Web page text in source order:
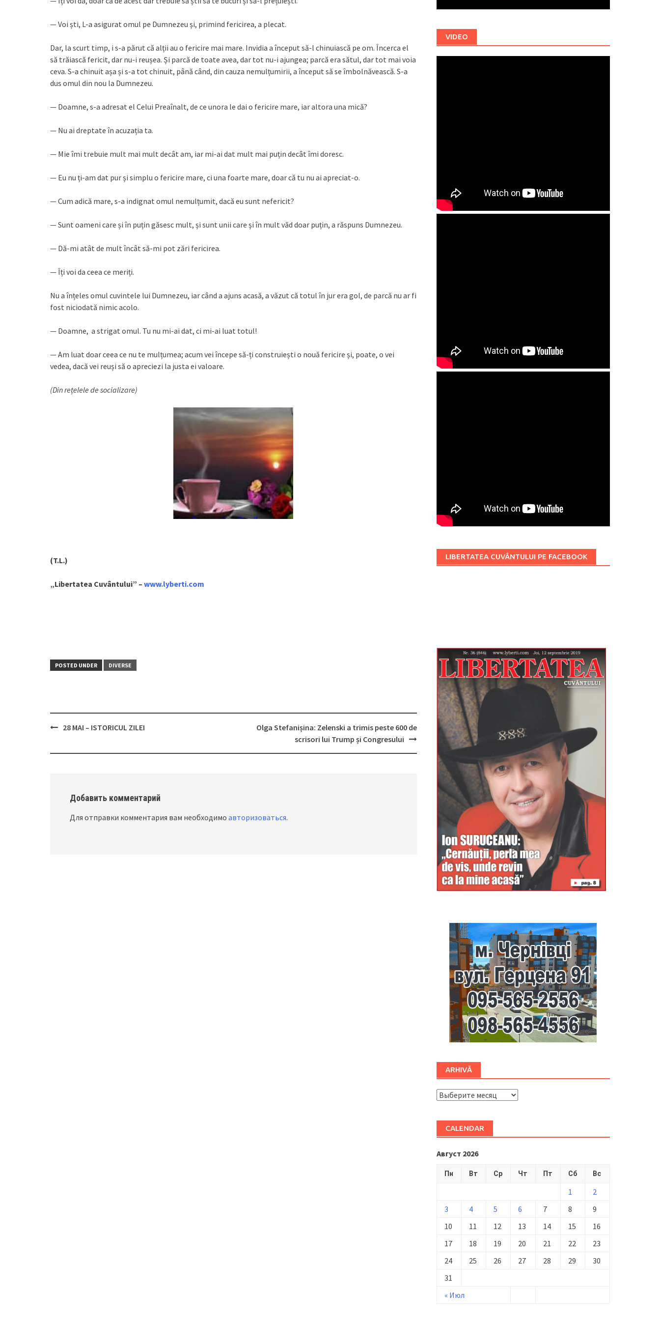
— Voi ști, L-a asigurat omul pe Dumnezeu și, primind fericirea, a plecat.
Dar, la scurt timp, i s-a părut că alții au o fericire mai mare. Invidia a început să-l chinuiască pe om. Încerca el
să trăiască fericit, dar nu-i reușea. Și parcă de toate avea, dar tot nu-i ajungea; parcă era sătul, dar tot mai voia
ceva. S-a chinuit așa și s-a tot chinuit, până când, din cauza nemulțumirii, a început să se îmbolnăvească. S-a
dus omul din nou la Dumnezeu.
— Doamne, s-a adresat el Celui Preaînalt, de ce unora le dai o fericire mare, iar altora una mică?
— Nu ai dreptate în acuzația ta.
— Mie îmi trebuie mult mai mult decât am, iar mi-ai dat mult mai puțin decât îmi doresc.
— Eu nu ți-am dat pur și simplu o fericire mare, ci una foarte mare, doar că tu nu ai apreciat-o.
— Cum adică mare, s-a indignat omul nemulțumit, dacă eu sunt nefericit?
— Sunt oameni care și în puțin găsesc mult, și sunt unii care și în mult văd doar puțin, a răspuns Dumnezeu.
— Dă-mi atât de mult încât să-mi pot zări fericirea.
— Îți voi da ceea ce meriți.
Nu a înțeles omul cuvintele lui Dumnezeu, iar când a ajuns acasă, a văzut că totul în jur era gol, de parcă nu ar fi
fost niciodată nimic acolo.
— Doamne, a strigat omul. Tu nu mi-ai dat, ci mi-ai luat totul!
— Am luat doar ceea ce nu te mulțumea; acum vei începe să-ți construiești o nouă fericire și, poate, o vei
vedea, dacă vei reuși să o apreciezi la justa ei valoare.
(Din rețelele de socializare)
(T.L.)
„Libertatea Cuvântului” – www.lyberti.com
POSTED UNDER DIVERSE
navigation
28 MAI – ISTORICUL ZILEI
Olga Stefanișina: Zelenski a trimis peste 600 de
scrisori lui Trump și Congresului
Добавить комментарий
Для отправки комментария вам необходимо авторизоваться.
VIDEO
LIBERTATEA CUVÂNTULUI PE FACEBOOK
ARHIVĂ
ARHIVĂ
CALENDAR
Август 2026
Пн Вт Ср Чт Пт Сб Вс
« Июл
1
2
3
4 5 6 7 8
9
10
11 12 13 14 15
16
17
18 19 20 21 22
23
24
25 26 27 28 29
30
31